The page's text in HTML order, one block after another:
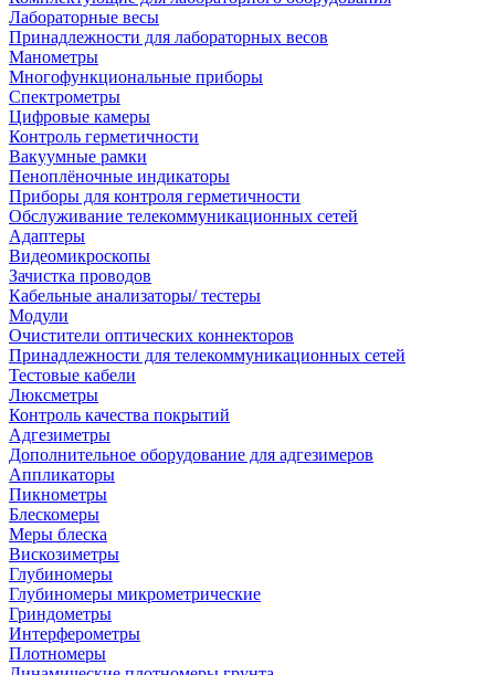
Лабораторные весы
Принадлежности для лабораторных весов
Манометры
Многофункциональные приборы
Спектрометры
Цифровые камеры
Контроль герметичности
Вакуумные рамки
Пеноплёночные индикаторы
Приборы для контроля герметичности
Обслуживание телекоммуникационных сетей
Адаптеры
Видеомикроскопы
Зачистка проводов
Кабельные анализаторы/ тестеры
Модули
Очистители оптических коннекторов
Принадлежности для телекоммуникационных сетей
Тестовые кабели
Люксметры
Контроль качества покрытий
Адгезиметры
Дополнительное оборудование для адгезимеров
Аппликаторы
Пикнометры
Блескомеры
Меры блеска
Вискозиметры
Глубиномеры
Глубиномеры микрометрические
Гриндометры
Интерферометры
Плотномеры